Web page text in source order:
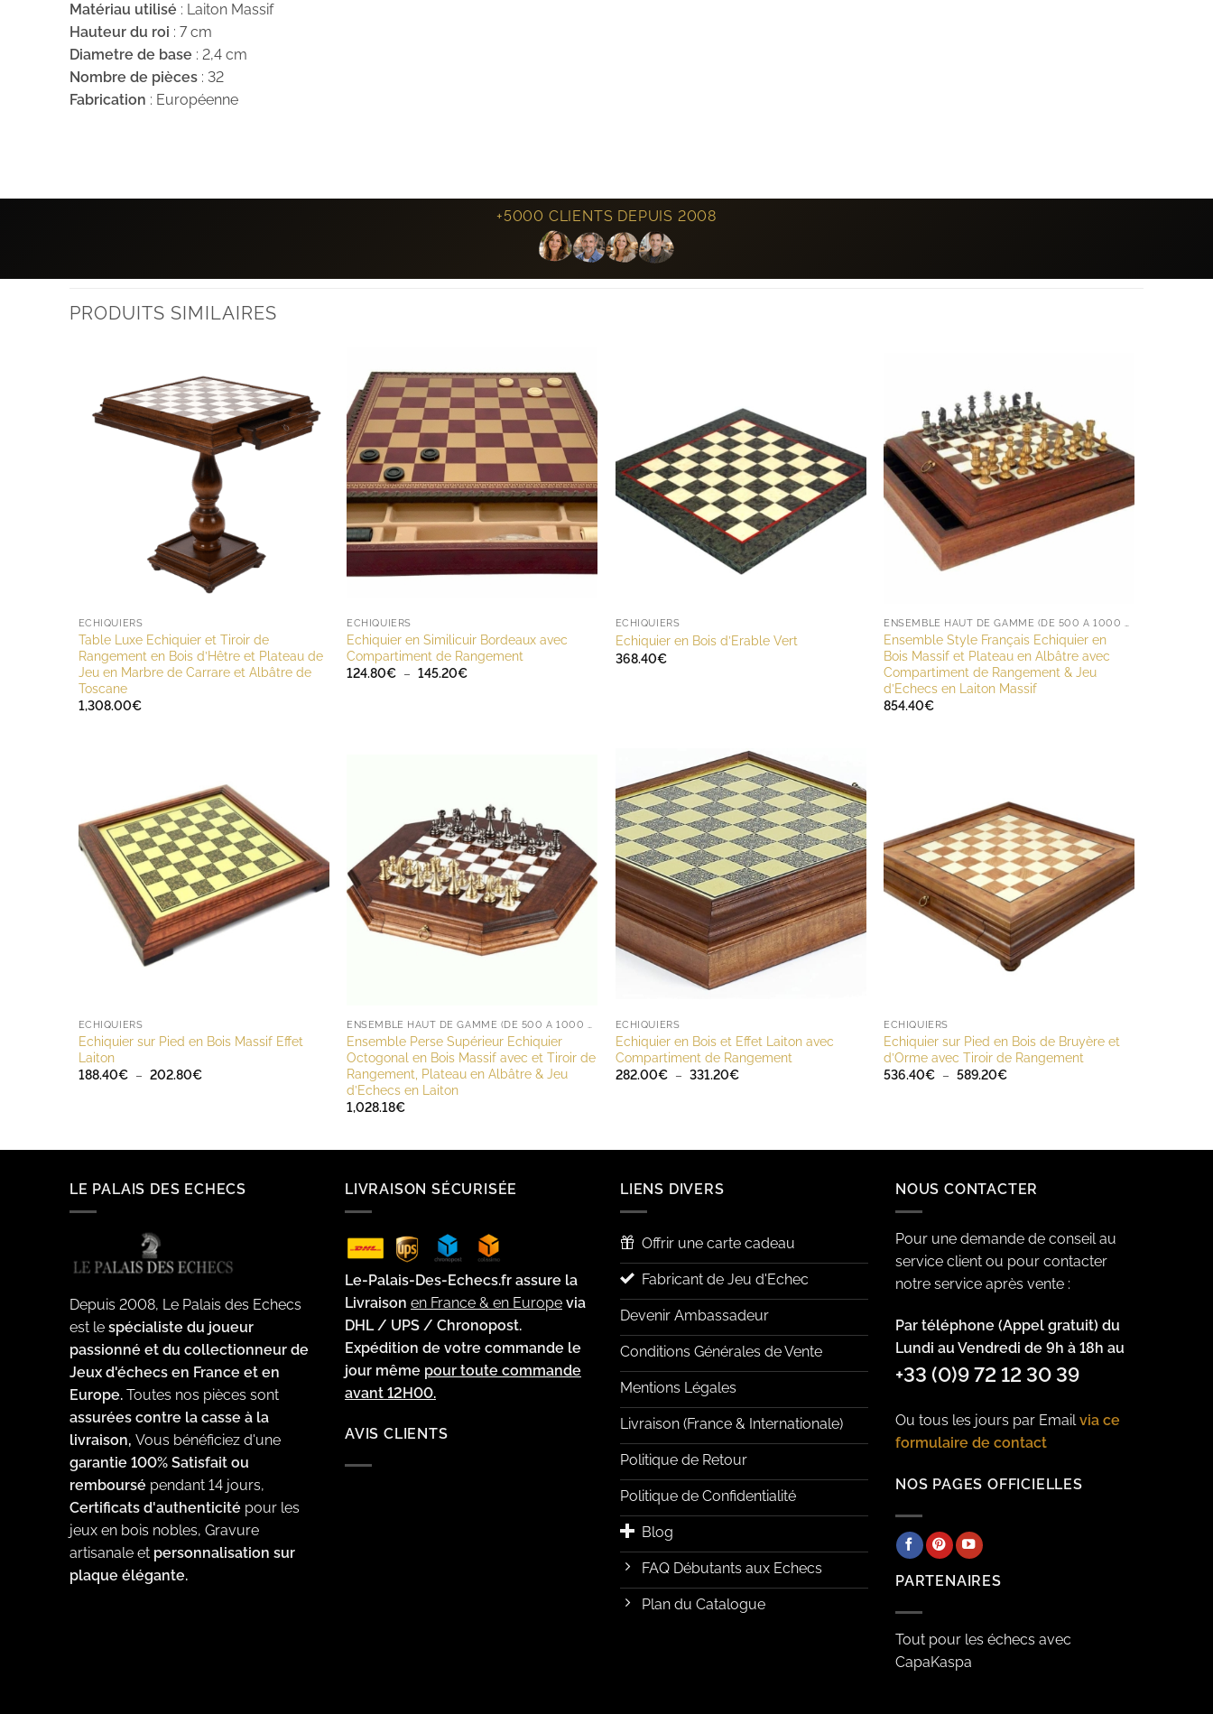
Matériau utilisé : Laiton Massif
Hauteur du roi : 7 cm
Diametre de base : 2,4 cm
Nombre de pièces : 32
Fabrication : Européenne
+5000 CLIENTS DEPUIS 2008
PRODUITS SIMILAIRES
ECHIQUIERS
Table Luxe Echiquier et Tiroir de
Rangement en Bois d’Hêtre et Plateau de
Jeu en Marbre de Carrare et Albâtre de
Toscane
1,308.00€
ECHIQUIERS
Echiquier en Similicuir Bordeaux avec
Compartiment de Rangement
124.80€ – 145.20€Plage
ECHIQUIERS
Echiquier en Bois d’Erable Vert
368.40€
ENSEMBLE HAUT DE GAMME (DE 500 À 1000 EUROS)
Ensemble Style Français Echiquier en
Bois Massif et Plateau en Albâtre avec
Compartiment de Rangement & Jeu
d’Echecs en Laiton Massif
854.40€
ECHIQUIERS
Echiquier sur Pied en Bois Massif Effet
Laiton
188.40€ – 202.80€Plage
ENSEMBLE HAUT DE GAMME (DE 500 À 1000 EUROS)
Ensemble Perse Supérieur Echiquier
Octogonal en Bois Massif avec et Tiroir de
Rangement, Plateau en Albâtre & Jeu
d’Echecs en Laiton
1,028.18€
ECHIQUIERS
Echiquier en Bois et Effet Laiton avec
Compartiment de Rangement
282.00€ – 331.20€Plage
ECHIQUIERS
Echiquier sur Pied en Bois de Bruyère et
d’Orme avec Tiroir de Rangement
536.40€ – 589.20€Plage
LE PALAIS DES ECHECS
Depuis 2008, Le Palais des Echecs
est le spécialiste du joueur
passionné et du collectionneur de
Jeux d'échecs en France et en
Europe. Toutes nos pièces sont
assurées contre la casse à la
livraison, Vous bénéficiez d'une
garantie 100% Satisfait ou
remboursé pendant 14 jours,
Certificats d'authenticité pour les
jeux en bois nobles, Gravure
artisanale et personnalisation sur
plaque élégante.
LIVRAISON SÉCURISÉE
Le-Palais-Des-Echecs.fr assure la
Livraison en France & en Europe via
DHL / UPS / Chronopost.
Expédition de votre commande le
jour même pour toute commande
avant 12H00.
AVIS CLIENTS
LIENS DIVERS
Offrir une carte cadeau
Fabricant de Jeu d'Echec
Devenir Ambassadeur
Conditions Générales de Vente
Mentions Légales
Livraison (France & Internationale)
Politique de Retour
Politique de Confidentialité
Blog
FAQ Débutants aux Echecs
Plan du Catalogue
NOUS CONTACTER
Pour une demande de conseil au
service client ou pour contacter
notre service après vente :
Par téléphone (Appel gratuit) du
Lundi au Vendredi de 9h à 18h au
+33 (0)9 72 12 30 39
Ou tous les jours par Emailvia ce
formulaire de contact
NOS PAGES OFFICIELLES
PARTENAIRES
Tout pour les échecs avec
CapaKaspa